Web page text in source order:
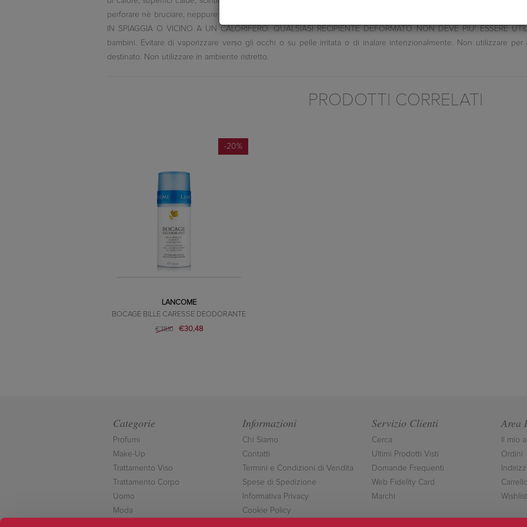
perforare nè bruciare, neppure dopo l'uso. Proteggere dai raggi solari. Non esporre a temperature superiori a 50°C.
IN SPIAGGIA O VICINO A UN CALORIFERO. QUALSIASI RECIPIENTE DEFORMATO NON DEVE PIU' ESSERE
bambini. Evitare di vaporizzare verso gli occhi o su pelle irritata o di inalare intenzionalmente. Non utilizzare
destinato. Non utilizzare in ambiente ristretto.
PRODOTTI CORRELATI
-20%
LANCOME
BOCAGE BILLE CARESSE DEODORANTE
€38,10 €30,48
Categorie
Profumi
Make-Up
Trattamento Viso
Trattamento Corpo
Uomo
Moda
Informazioni
Chi Siamo
Contatti
Termini e Condizioni di Vendita
Spese di Spedizione
Informativa Privacy
Cookie Policy
Servizio Clienti
Cerca
Ultimi Prodotti Visti
Domande Frequenti
Web Fidelity Card
Marchi
Area
Il mio
Ordini
Indirizzi
Carrello
Wishlist